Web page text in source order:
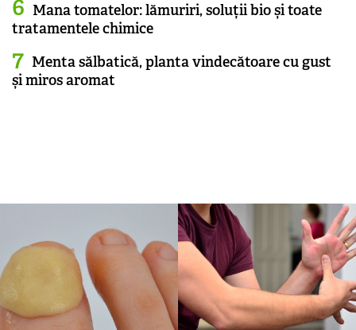
Mana tomatelor: lămuriri, soluții bio și toate
tratamentele chimice
Menta sălbatică, planta vindecătoare cu gust
și miros aromat